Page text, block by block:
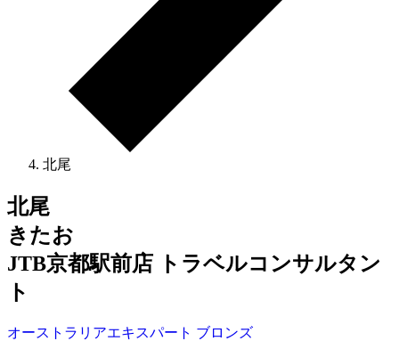
北尾
北尾
きたお
JTB京都駅前店 トラベルコンサルタン
ト
オーストラリアエキスパート ブロンズ